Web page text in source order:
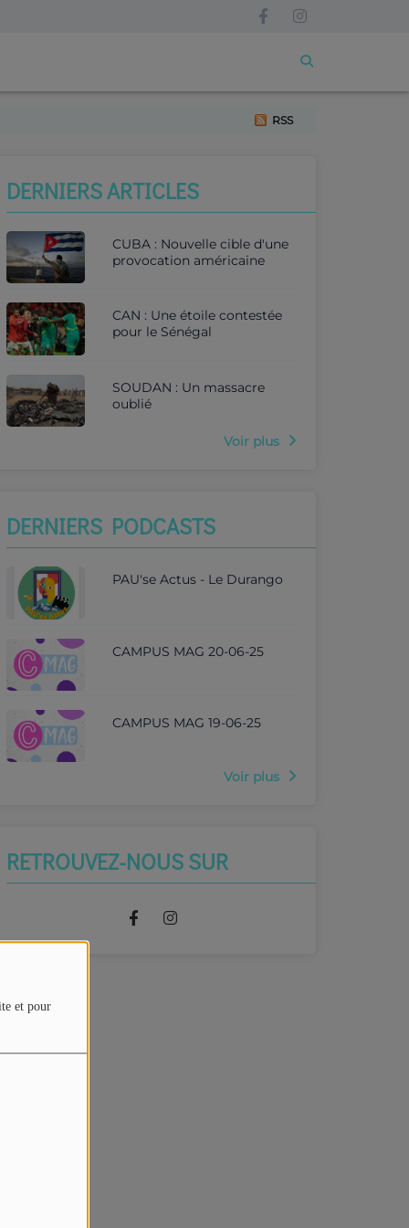
et pour
RSS
DERNIERS ARTICLES
CUBA : Nouvelle cible d'une
provocation américaine
CAN : Une étoile contestée
pour le Sénégal
SOUDAN : Un massacre
oublié
Voir plus
DERNIERS PODCASTS
PAU'se Actus - Le Durango
CAMPUS MAG 20-06-25
CAMPUS MAG 19-06-25
Voir plus
RETROUVEZ-NOUS SUR